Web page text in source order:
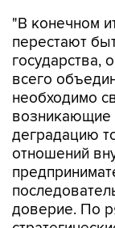
"В конечном
перестают
государства,
всего
необходимо
возникающие
деградацию
отношений
доверие. По